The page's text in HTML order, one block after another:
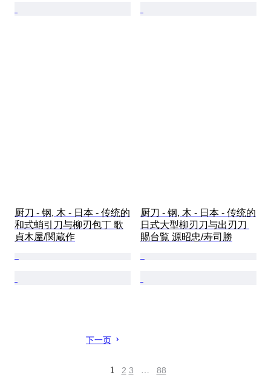
厨刀 - 钢, 木 - 日本 - 传统的
和式蛸引刀与柳刃包丁 歌
貞木屋/関蔵作
厨刀 - 钢, 木 - 日本 - 传统的
日式大型柳刃刀与出刃刀
賜台覧 源昭忠/寿司勝
下一页
1 2 3 … 88